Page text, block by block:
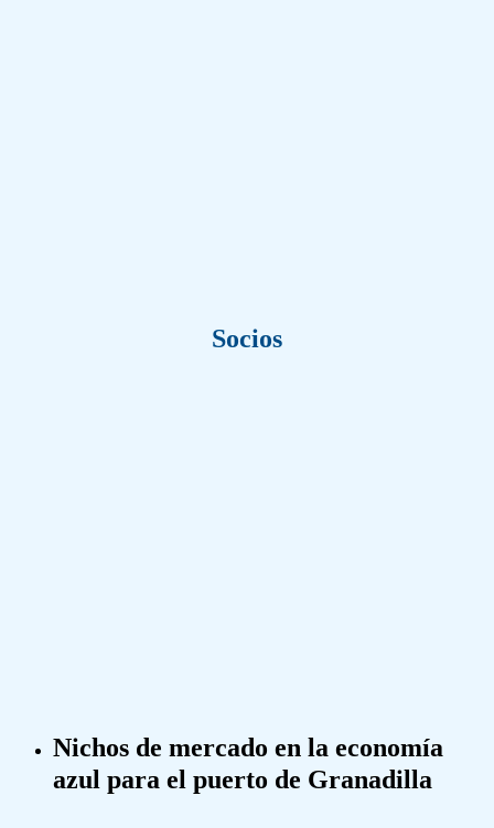
Socios
Nichos de mercado en la economía
azul para el puerto de Granadilla